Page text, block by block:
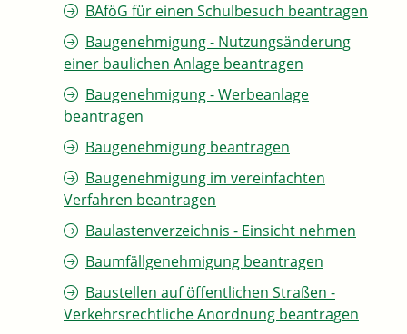
BAföG für einen Schulbesuch beantragen
Baugenehmigung - Nutzungsänderung
einer baulichen Anlage beantragen
Baugenehmigung - Werbeanlage
beantragen
Baugenehmigung beantragen
Baugenehmigung im vereinfachten
Verfahren beantragen
Baulastenverzeichnis - Einsicht nehmen
Baumfällgenehmigung beantragen
Baustellen auf öffentlichen Straßen -
Verkehrsrechtliche Anordnung beantragen